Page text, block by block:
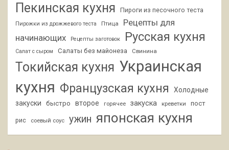
Пекинская кухня Пироги из песочного теста
Пирожки из дрожжевого теста Птица
Рецепты для
начинающих
Рецепты заготовок Русская кухня
Салат с сыром Салаты без майонеза Свинина
Токийская кухня Украинская
кухня Французская кухня
Холодные
закуски
быстро второе горячее закуска креветки пост
рис соевый соус ужин японская кухня